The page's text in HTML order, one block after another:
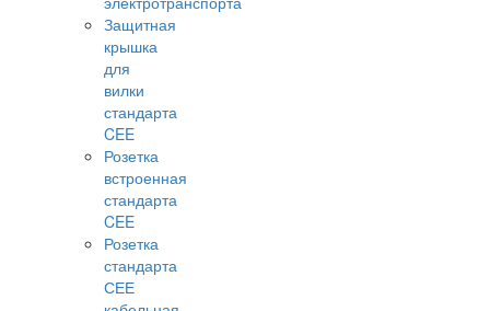
Защитная
крышка
для
вилки
стандарта
CEE
Розетка
встроенная
стандарта
CEE
Розетка
стандарта
СЕЕ